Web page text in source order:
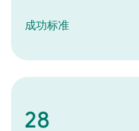
成功标准
28